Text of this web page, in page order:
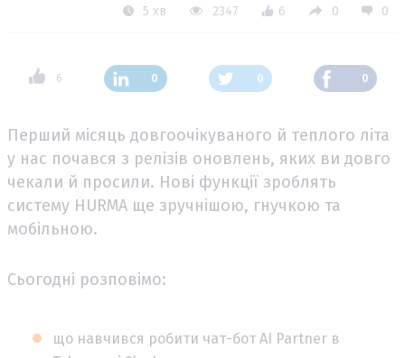
5 хв
2347 6 0 0
6 0 0 0
Перший місяць довгоочікуваного й теплого літа
у нас почався з релізів оновлень, яких ви довго
чекали й просили. Нові функції зроблять
систему HURMA ще зручнішою, гнучкою та
мобільною.
Сьогодні розповімо:
що навчився робити чат-бот AI Partner в